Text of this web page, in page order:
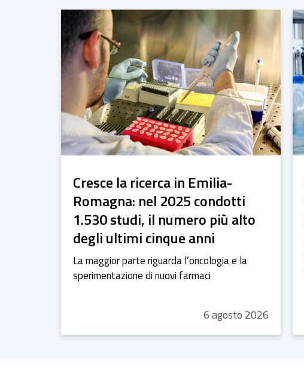
Cresce la ricerca in Emilia-
Romagna: nel 2025 condotti
1.530 studi, il numero più alto
degli ultimi cinque anni
La maggior parte riguarda l’oncologia e la
sperimentazione di nuovi farmaci
6agosto 2026